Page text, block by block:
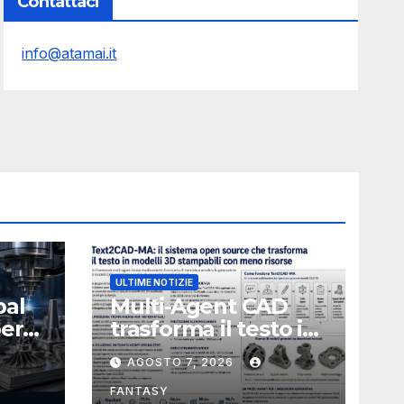
info@atamai.it
ULTIME NOTIZIE
Multi-Agent CAD
trasforma il testo in
CAD usando 116
volte meno token
AGOSTO 7, 2026
FANTASY